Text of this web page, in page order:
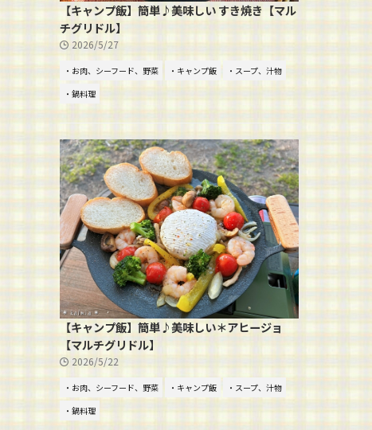
【キャンプ飯】簡単♪美味しい すき焼き【マル
チグリドル】
2026/5/27
・お肉、シーフード、野菜 ・キャンプ飯
・スープ、汁物
・鍋料理
【キャンプ飯】簡単♪美味しい＊アヒージョ
【マルチグリドル】
2026/5/22
・お肉、シーフード、野菜 ・キャンプ飯
・スープ、汁物
・鍋料理